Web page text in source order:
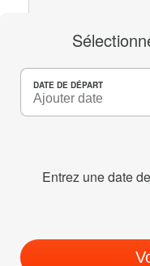
DATE DE DÉPART
Entrez une date